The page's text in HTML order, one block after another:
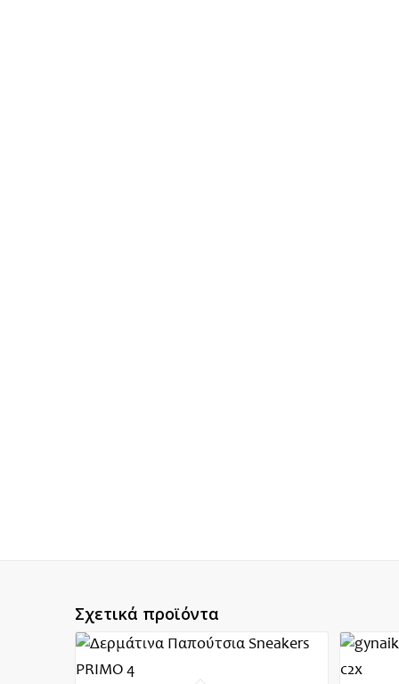
Σχετικά προϊόντα